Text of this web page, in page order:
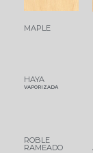
MAPLE
HAYA
VAPORIZADA
ROBLE
RAMEADO